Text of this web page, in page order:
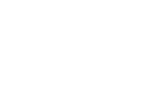
onderstellen die Salomo voor
Jahwe had laten maken, was
Elk van beide zuilen was
bovenop rustte een bronzen
hoog was en rondom het
vlechtwerk aangebracht met